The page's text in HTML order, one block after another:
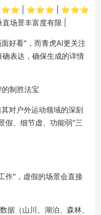
| ⭐⭐⭐ | ⭐⭐⭐
场景丰富度有限 |
好看"，而青虎AI更关注
表达，确保生成的详情
制胜法宝
对户外运动领域的深刻
假、细节虚、功能弱"三
作"，虚假的场景会直接
据（山川、湖泊、森林、